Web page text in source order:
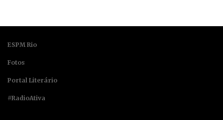
ESPM Rio
Fotos
Portal Literário
#RadioAtiva